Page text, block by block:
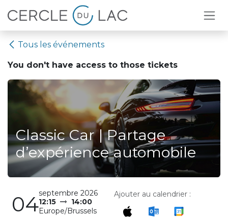
Se rendre au contenu
Tous les événements
You don't have access to those tickets
Classic Car | Partage
d’expérience automobile
04septembre 2026
12:15
14:00
Europe/Brussels
Ajouter au calendrier :